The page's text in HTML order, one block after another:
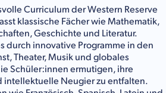
Curriculum der Western Reserve
klassische Fächer wie Mathematik,
Geschichte und Literatur.
durch innovative Programme in den
Theater, Musik und globales
Schüler:innen ermutigen, ihre
intellektuelle Neugier zu entfalten.